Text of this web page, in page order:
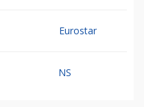
Eurostar
NS